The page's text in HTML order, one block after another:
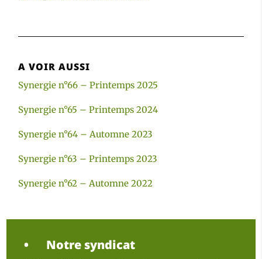
A VOIR AUSSI
Synergie n°66 – Printemps 2025
Synergie n°65 – Printemps 2024
Synergie n°64 – Automne 2023
Synergie n°63 – Printemps 2023
Synergie n°62 – Automne 2022
Notre syndicat